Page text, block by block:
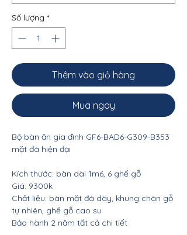
Số lượng *
Thêm vào giỏ hàng
Mua ngay
Bộ bàn ăn gia đình GF6-BAD6-G309-B353
mặt đá hiện đại
Kích thước: bàn dài 1m6, 6 ghế gỗ
Giá: 9300k
Chất liệu: bàn mặt đá dày, khung chân gỗ
tự nhiên, ghế gỗ cao su
Bảo hành 2 năm tất cả chi tiết